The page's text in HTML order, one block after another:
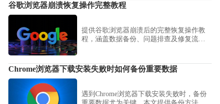
谷歌浏览器崩溃恢复操作完整教程
提供谷歌浏览器崩溃后的完整恢复操作教
程，涵盖数据备份、问题排查及修复流
Chrome浏览器下载安装失败时如何备份重要数据
遇到Chrome浏览器下载安装失败时，备份